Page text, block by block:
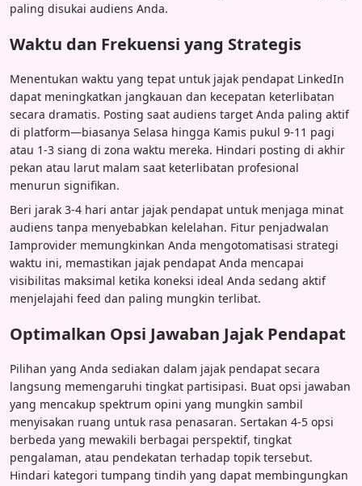
paling disukai audiens Anda.
Waktu dan Frekuensi yang Strategis
Menentukan waktu yang tepat untuk jajak pendapat LinkedIn
dapat meningkatkan jangkauan dan kecepatan keterlibatan
secara dramatis. Posting saat audiens target Anda paling aktif
di platform—biasanya Selasa hingga Kamis pukul 9-11 pagi
atau 1-3 siang di zona waktu mereka. Hindari posting di akhir
pekan atau larut malam saat keterlibatan profesional
menurun signifikan.
Beri jarak 3-4 hari antar jajak pendapat untuk menjaga minat
audiens tanpa menyebabkan kelelahan. Fitur penjadwalan
Iamprovider memungkinkan Anda mengotomatisasi strategi
waktu ini, memastikan jajak pendapat Anda mencapai
visibilitas maksimal ketika koneksi ideal Anda sedang aktif
menjelajahi feed dan paling mungkin terlibat.
Optimalkan Opsi Jawaban Jajak Pendapat
Pilihan yang Anda sediakan dalam jajak pendapat secara
langsung memengaruhi tingkat partisipasi. Buat opsi jawaban
yang mencakup spektrum opini yang mungkin sambil
menyisakan ruang untuk rasa penasaran. Sertakan 4-5 opsi
berbeda yang mewakili berbagai perspektif, tingkat
pengalaman, atau pendekatan terhadap topik tersebut.
Hindari kategori tumpang tindih yang dapat membingungkan